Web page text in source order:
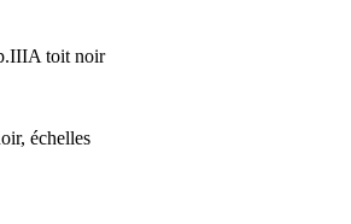
toit noir
échelles